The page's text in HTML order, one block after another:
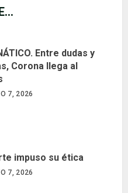
Entre dudas y
Corona llega al
7, 2026
impuso su ética
7, 2026